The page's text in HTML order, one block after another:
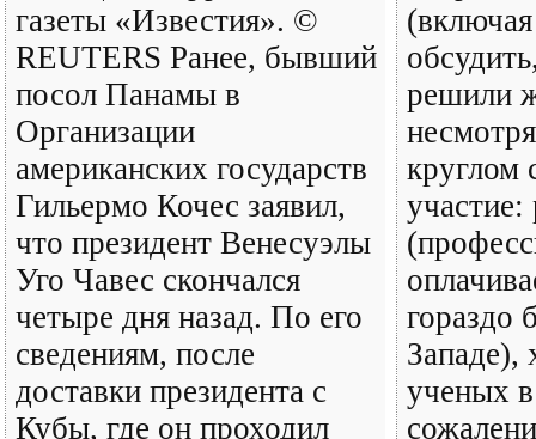
газеты «Известия». ©
REUTERS Ранее, бывший
посол Панамы в
Организации
американских государств
Гильермо Кочес заявил,
что президент Венесуэлы
Уго Чавес скончался
четыре дня назад. По его
сведениям, после
доставки президента с
Кубы, где он проходил
решили
круглом
участие:
гораздо
Западе),
ученых